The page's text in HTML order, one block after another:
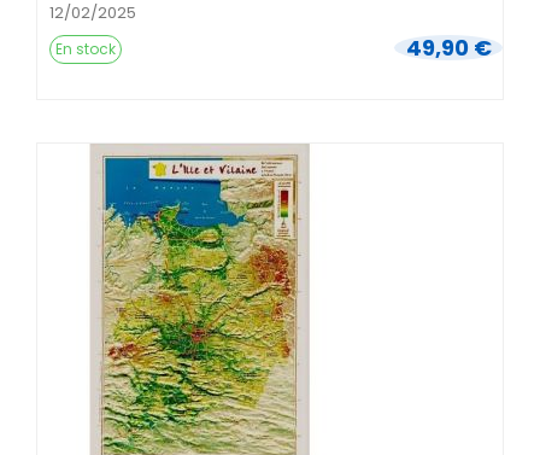
12/02/2025
49,90 €
En stock